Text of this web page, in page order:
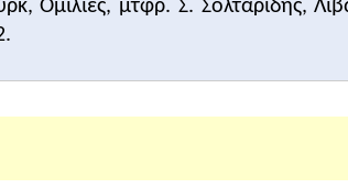
Νέα Σύνορα-Λιβάνη, Αθήνα
Ομιλίες, μτφρ. Σ. Σολταρίδης,